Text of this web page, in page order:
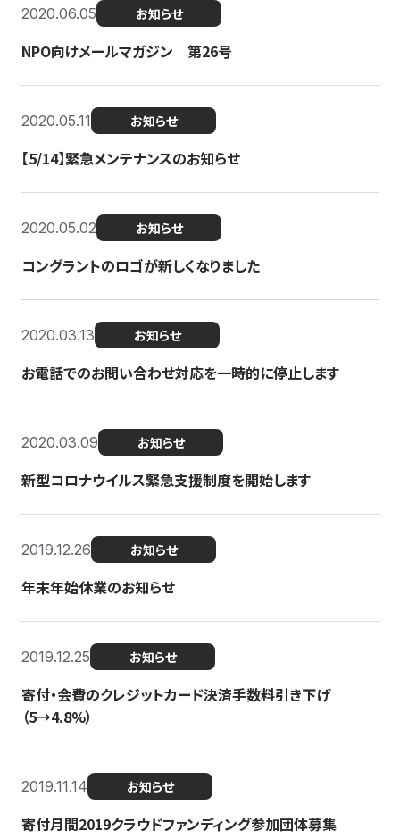
2020.06.05 お知らせ
NPO向けメールマガジン 第26号
2020.05.11 お知らせ
【5/14】緊急メンテナンスのお知らせ
2020.05.02 お知らせ
コングラントのロゴが新しくなりました
2020.03.13 お知らせ
お電話でのお問い合わせ対応を一時的に停止します
2020.03.09 お知らせ
新型コロナウイルス緊急支援制度を開始します
2019.12.26 お知らせ
年末年始休業のお知らせ
2019.12.25 お知らせ
寄付・会費のクレジットカード決済手数料引き下げ
（5→4.8%）
2019.11.14 お知らせ
寄付月間2019クラウドファンディング参加団体募集